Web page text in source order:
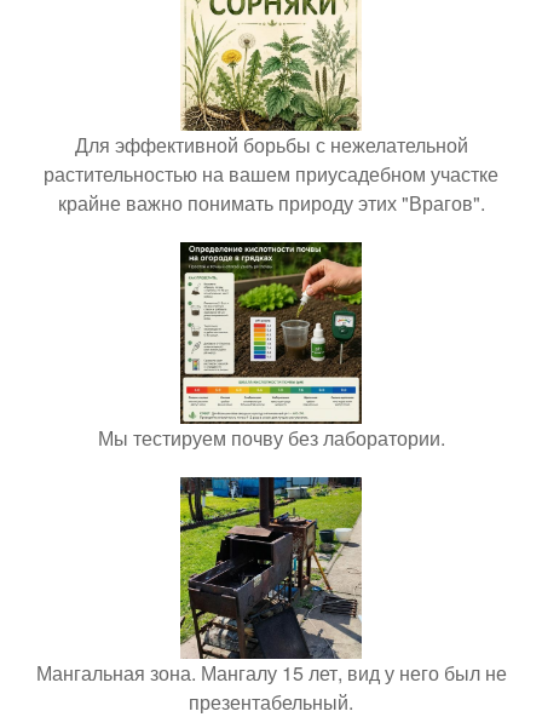
Для эффективной борьбы с нежелательной
растительностью на вашем приусадебном участке
крайне важно понимать природу этих "Врагов".
Мы тестируем почву без лаборатории.
Мангальная зона. Мангалу 15 лет, вид у него был не
презентабельный.